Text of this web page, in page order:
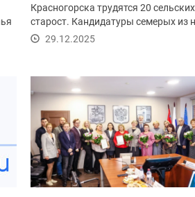
Красногорска трудятся 20 сельских
старост. Кандидатуры семерых из
были...29.12.2025